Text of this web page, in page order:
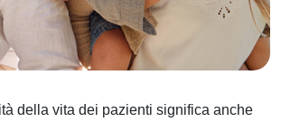
della vita dei pazienti significa anche